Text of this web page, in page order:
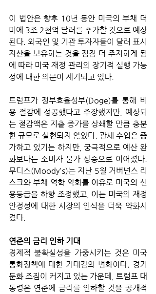
이 법안은 향후 10년 동안 미국의 부채 더
미에 3조 2천억 달러를 추가할 것으로 예상
된다. 외국인 및 기관 투자자들이 달러 표시
자산을 보유하는 것을 점점 더 주저하게 됨
에 따라 미국 재정 관리의 장기적 실행 가능
성에 대한 의문이 제기되고 있다.
트럼프가 정부효율성부(Doge)를 통해 비
용 절감에 성공했다고 주장했지만, 예상되
는 절감액은 지출 증가를 상쇄할 만큼 충분
한 규모로 실현되지 않았다. 관세 수입은 증
가하고 있기는 하지만, 궁극적으로 예산 완
화보다는 소비자 물가 상승으로 이어졌다.
무디스(Moody's)는 지난 5월 거버넌스 리
스크와 부채 역학 악화를 이유로 미국의 신
용등급을 하향 조정했고, 이는 미국의 재정
안정성에 대한 시장의 인식을 더욱 약화시
켰다.
연준의 금리 인하 기대
경제적 불확실성을 가중시키는 것은 미국
통화정책에 대한 기대감의 변화이다. 경기
둔화 조짐이 커지고 있는 가운데, 트럼프 대
통령은 연준에 금리를 인하할 것을 공개적